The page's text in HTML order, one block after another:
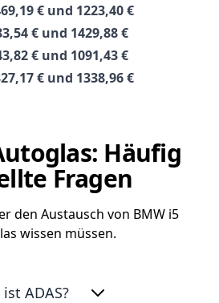
€ und 1223,40 €
€ und 1429,88 €
€ und 1091,43 €
€ und 1338,96 €
Häufig
Fragen
den Austausch von BMW i5
wissen müssen.
ADAS?